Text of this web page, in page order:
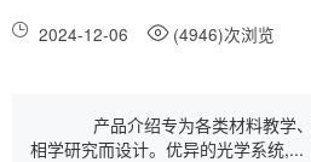
2024-12-06 (4946)次浏览
产品介绍专为各类材料教学、
相学研究而设计。优异的光学系统,...